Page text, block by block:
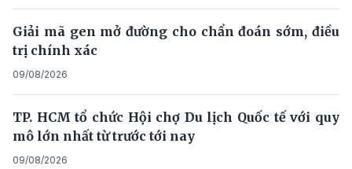
Giải mã gen mở đường cho chẩn đoán sớm, điều
trị chính xác
09/08/2026
TP. HCM tổ chức Hội chợ Du lịch Quốc tế với quy
mô lớn nhất từ trước tới nay
09/08/2026